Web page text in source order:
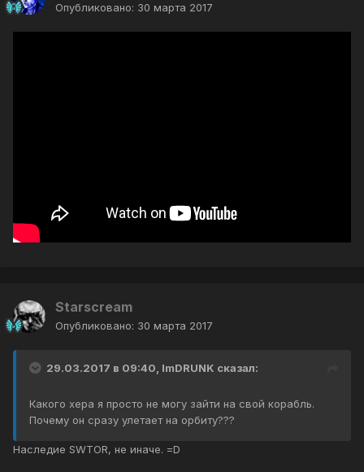
Опубликовано: 30 марта 2017
Starscream
Опубликовано: 30 марта 2017
29.03.2017 в 09:40, ImDRUNK сказал:
Какого хера я просто не могу зайти на свой корабль.
Почему он сразу улетает на орбиту???
Наследие SWTOR, не иначе. =D